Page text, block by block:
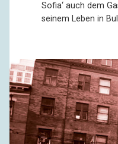
Sofia‘ auch dem
seinem Leben in